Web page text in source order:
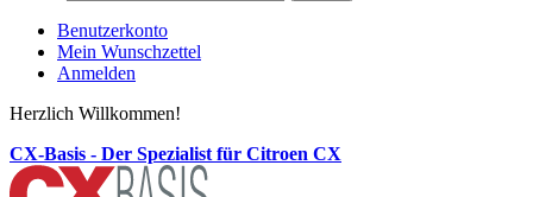
Benutzerkonto
Mein Wunschzettel
Anmelden
Herzlich Willkommen!
CX-Basis - Der Spezialist für Citroen CX